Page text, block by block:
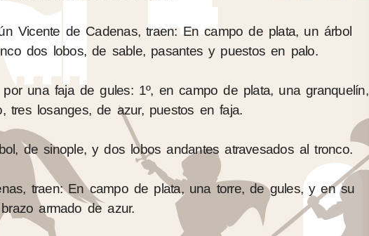
Vicente de Cadenas, traen: En campo de plata, un árbol
dos lobos, de sable, pasantes y puestos en palo.
una faja de gules: 1º, en campo de plata, una granquelín,
tres losanges, de azur, puestos en faja.
de sinople, y dos lobos andantes atravesados al tronco.
traen: En campo de plata, una torre, de gules, y en su
armado de azur.